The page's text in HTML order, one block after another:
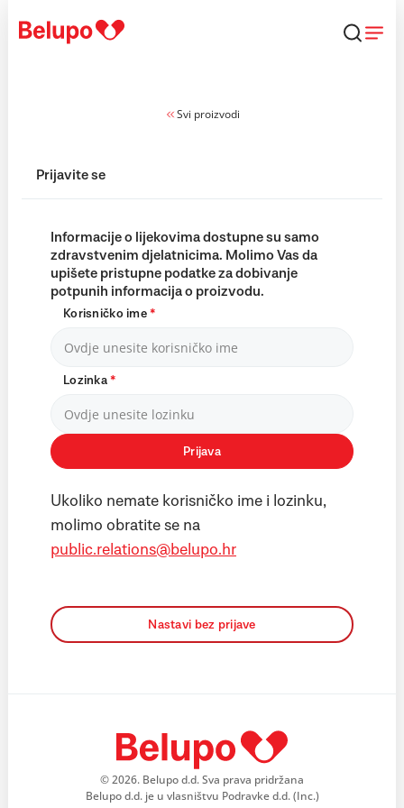
Svi proizvodi
Prijavite se
Informacije o lijekovima dostupne su samo
zdravstvenim djelatnicima. Molimo Vas da
upišete pristupne podatke za dobivanje
potpunih informacija o proizvodu.
Korisničko ime*
Lozinka*
Prijava
Ukoliko nemate korisničko ime i lozinku,
molimo obratite se na
public.relations@belupo.hr
Nastavi bez prijave
© 2026. Belupo d.d. Sva prava pridržana
Belupo d.d. je u vlasništvu Podravke d.d. (Inc.)